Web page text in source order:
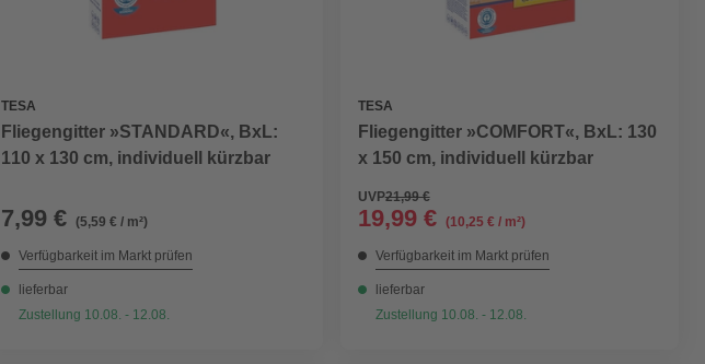
TESA
Fliegengitter »STANDARD«, BxL:
110 x 130 cm, individuell kürzbar
7,99 € (5,59 € / m²)
Verfügbarkeit im Markt prüfen
lieferbar
Zustellung 10.08. - 12.08.
TESA
Fliegengitter »COMFORT«, BxL: 130
x 150 cm, individuell kürzbar
UVP21,99 €
19,99 € (10,25 € / m²)
Verfügbarkeit im Markt prüfen
lieferbar
Zustellung 10.08. - 12.08.